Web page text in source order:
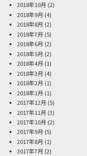
2018年10月 (2)
2018年9月 (4)
2018年8月 (2)
2018年7月 (5)
2018年6月 (2)
2018年5月 (2)
2018年4月 (1)
2018年3月 (4)
2018年2月 (1)
2018年1月 (1)
2017年12月 (5)
2017年11月 (3)
2017年10月 (2)
2017年9月 (5)
2017年8月 (1)
2017年7月 (2)